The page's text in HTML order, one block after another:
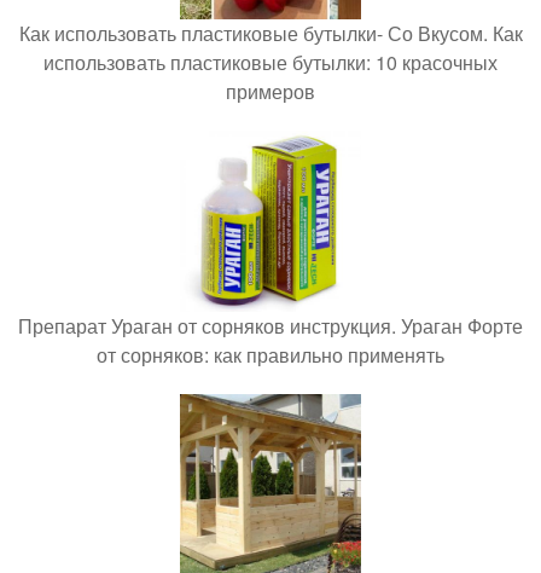
Как использовать пластиковые бутылки- Со Вкусом. Как
использовать пластиковые бутылки: 10 красочных
примеров
Препарат Ураган от сорняков инструкция. Ураган Форте
от сорняков: как правильно применять